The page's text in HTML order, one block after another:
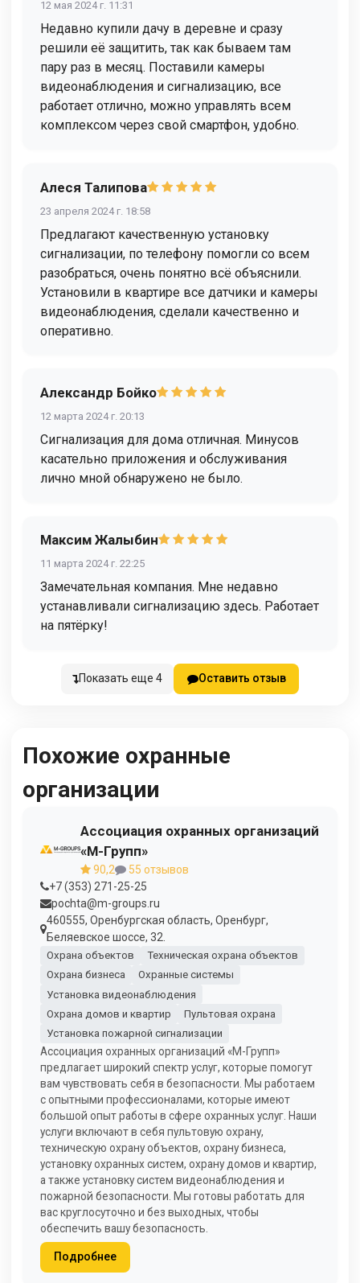
12 мая 2024 г. 11:31
Недавно купили дачу в деревне и сразу
решили её защитить, так как бываем там
пару раз в месяц. Поставили камеры
видеонаблюдения и сигнализацию, все
работает отлично, можно управлять всем
комплексом через свой смартфон, удобно.
Алеся Талипова
23 апреля 2024 г. 18:58
Предлагают качественную установку
сигнализации, по телефону помогли со всем
разобраться, очень понятно всё объяснили.
Установили в квартире все датчики и камеры
видеонаблюдения, сделали качественно и
оперативно.
Александр Бойко
12 марта 2024 г. 20:13
Сигнализация для дома отличная. Минусов
касательно приложения и обслуживания
лично мной обнаружено не было.
Максим Жалыбин
11 марта 2024 г. 22:25
Замечательная компания. Мне недавно
устанавливали сигнализацию здесь. Работает
на пятёрку!
Показать еще 4 Оставить отзыв
Похожие охранные
организации
Ассоциация охранных организаций
«М-Групп»
90,2
55 отзывов
+7 (353) 271-25-25
pochta@m-groups.ru
460555, Оренбургская область, Оренбург,
Беляевское шоссе, 32.
Охрана объектов
Техническая охрана объектов
Охрана бизнеса
Охранные системы
Установка видеонаблюдения
Охрана домов и квартир
Пультовая охрана
Установка пожарной сигнализации
Ассоциация охранных организаций «М-Групп»
предлагает широкий спектр услуг, которые помогут
вам чувствовать себя в безопасности. Мы работаем
с опытными профессионалами, которые имеют
большой опыт работы в сфере охранных услуг. Наши
услуги включают в себя пультовую охрану,
техническую охрану объектов, охрану бизнеса,
установку охранных систем, охрану домов и квартир,
а также установку систем видеонаблюдения и
пожарной безопасности. Мы готовы работать для
вас круглосуточно и без выходных, чтобы
обеспечить вашу безопасность.
Подробнее